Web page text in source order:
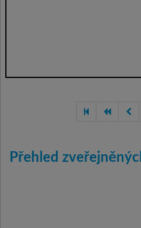
Přehled